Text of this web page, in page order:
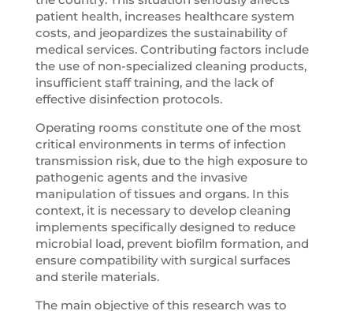
patient health, increases healthcare system
costs, and jeopardizes the sustainability of
medical services. Contributing factors include
the use of non-specialized cleaning products,
insufficient staff training, and the lack of
effective disinfection protocols.
Operating rooms constitute one of the most
critical environments in terms of infection
transmission risk, due to the high exposure to
pathogenic agents and the invasive
manipulation of tissues and organs. In this
context, it is necessary to develop cleaning
implements specifically designed to reduce
microbial load, prevent biofilm formation, and
ensure compatibility with surgical surfaces
and sterile materials.
The main objective of this research was to